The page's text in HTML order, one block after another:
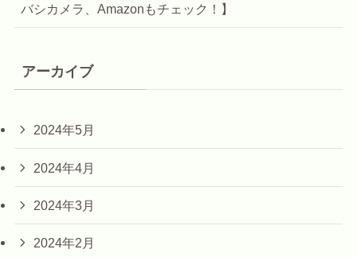
バシカメラ、Amazonもチェック！】
アーカイブ
2024年5月
2024年4月
2024年3月
2024年2月